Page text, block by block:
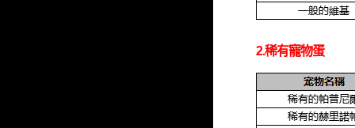
2.稀有寵物蛋